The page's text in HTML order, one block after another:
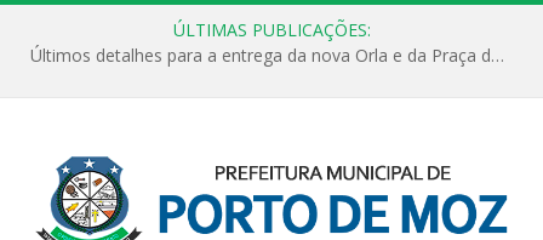
ÚLTIMAS PUBLICAÇÕES:
Últimos detalhes para a entrega da nova Orla e da Praça do Praião